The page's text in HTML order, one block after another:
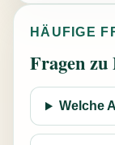
HÄUFIGE
Fragen zu
Welche